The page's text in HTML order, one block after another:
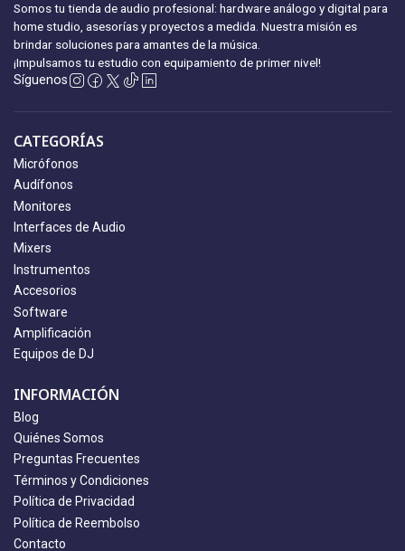
Somos tu tienda de audio profesional: hardware análogo y digital para
home studio, asesorías y proyectos a medida. Nuestra misión es
brindar soluciones para amantes de la música.
¡Impulsamos tu estudio con equipamiento de primer nivel!
Síguenos
CATEGORÍAS
Micrófonos
Audífonos
Monitores
Interfaces de Audio
Mixers
Instrumentos
Accesorios
Software
Amplificación
Equipos de DJ
INFORMACIÓN
Blog
Quiénes Somos
Preguntas Frecuentes
Términos y Condiciones
Política de Privacidad
Política de Reembolso
Contacto